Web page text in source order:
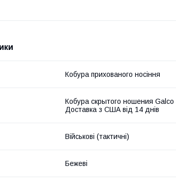
Кобура прихованого носіння
Кобура скрытого ношения
Доставка з США від 14 днів
Військові (тактичні)
Бежеві